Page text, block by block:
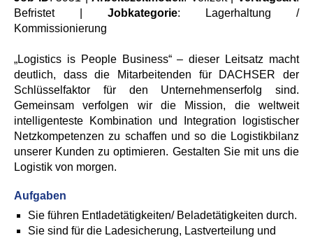
Befristet | Jobkategorie: Lagerhaltung /
Kommissionierung
„Logistics is People Business“ – dieser Leitsatz macht
deutlich, dass die Mitarbeitenden für DACHSER der
Schlüsselfaktor für den Unternehmenserfolg sind.
Gemeinsam verfolgen wir die Mission, die weltweit
intelligenteste Kombination und Integration logistischer
Netzkompetenzen zu schaffen und so die Logistikbilanz
unserer Kunden zu optimieren. Gestalten Sie mit uns die
Logistik von morgen.
Aufgaben
Sie führen Entladetätigkeiten/ Beladetätigkeiten durch.
Sie sind für die Ladesicherung, Lastverteilung und